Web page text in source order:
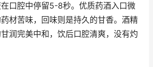
口腔中停留5-8秒。优质药酒入口微
材苦味，回味则是持久的甘香。酒精
润完美中和，饮后口腔清爽，没有灼